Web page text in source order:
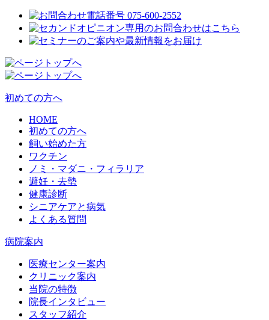
初めての方へ
HOME
初めての方へ
飼い始めた方
ワクチン
ノミ・マダニ・フィラリア
避妊・去勢
健康診断
シニアケアと病気
よくある質問
病院案内
医療センター案内
クリニック案内
当院の特徴
院長インタビュー
スタッフ紹介